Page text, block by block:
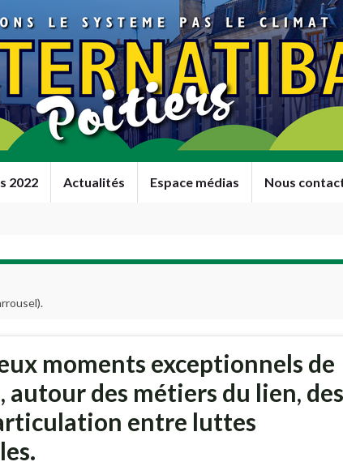
2022 Actualités Espace médias Nous
moments exceptionnels de
autour des métiers du lien, des
entre luttes